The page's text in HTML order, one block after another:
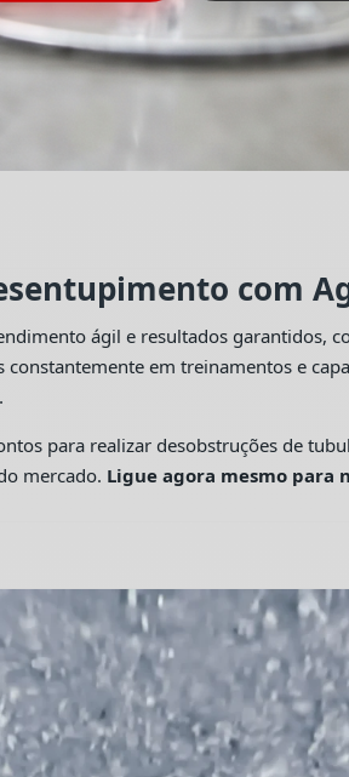
com
ágil e resultados garantidos,
em treinamentos e
para realizar desobstruções de
mercado. Ligue agora mesmo para